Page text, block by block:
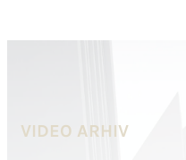
VIDEO ARHIV